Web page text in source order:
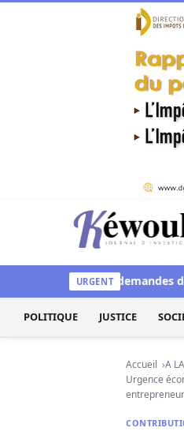
Aller au contenu
Kéwoulo, le
URGENT
sur les demandes
POLITIQUE JUSTICE
Accueil
A
Urgence